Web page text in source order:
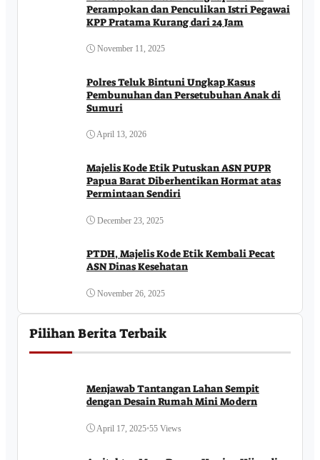
Perampokan dan Penculikan Istri Pegawai
KPP Pratama Kurang dari 24 Jam
November 11, 2025
Polres Teluk Bintuni Ungkap Kasus
Pembunuhan dan Persetubuhan Anak di
Sumuri
April 13, 2026
Majelis Kode Etik Putuskan ASN PUPR
Papua Barat Diberhentikan Hormat atas
Permintaan Sendiri
December 23, 2025
PTDH, Majelis Kode Etik Kembali Pecat
ASN Dinas Kesehatan
November 26, 2025
Pilihan Berita Terbaik
Menjawab Tantangan Lahan Sempit
dengan Desain Rumah Mini Modern
April 17, 2025•55 Views